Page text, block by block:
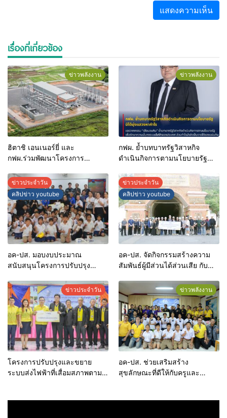
เรื่องที่เกี่ยวข้อง
ข่าวพลังงาน
ฮิตาชิ เอนเนอร์ยี่ และ
กฟผ.ร่วมพัฒนาโครงการ
โลกที่ระดับแรงดันไฟฟ้า 550 kV
พร้อมใช้งานอุปกรณ์เดิมให้เกิด
ประโยชน์สูงสุด
ข่าวพลังงาน
กฟผ. ย้ำบทบาทรัฐวิสาหกิจ
ดำเนินกิจการตามนโยบายรัฐ
ข่าวประจำวัน
คลิปข่าว youtube
อค-ปส. มอบงบประมาณ
สนับสนุนโครงการปรับปรุง
โรงเรียนบ้านหนองบัวดีหมี (คุรุ
สามัคคี3) จังหวัดขอนแก่น
ข่าวประจำวัน
คลิปข่าว youtube
อค-ปส. จัดกิจกรรมสร้างความ
สัมพันธ์ผู้มีส่วนได้ส่วนเสีย กับ
สื่อมวลชนท้องถิ่น
ข่าวประจำวัน
โครงการปรับปรุงและขยาย
ระบบส่งไฟฟ้าที่เสื่อมสภาพตาม
ข่าวพลังงาน
อค-ปส. ช่วยเสริมสร้าง
สุขลักษณะที่ดีให้กับครูและ